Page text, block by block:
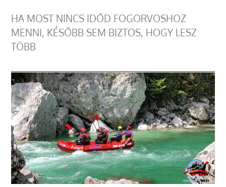
HA MOST NINCS IDŐD FOGORVOSHOZ
MENNI, KÉSŐBB SEM BIZTOS, HOGY LESZ
TÖBB